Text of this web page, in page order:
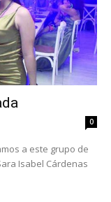
0
a este grupo de
Isabel Cárdenas